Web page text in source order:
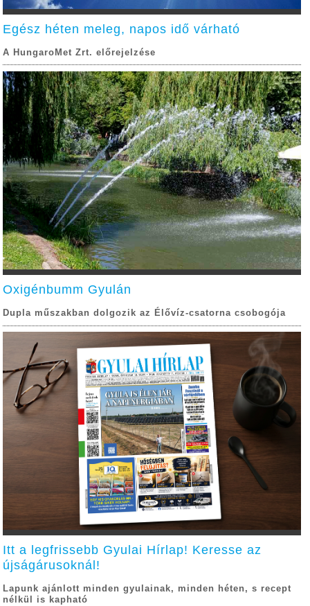
Egész héten meleg, napos idő várható
A HungaroMet Zrt. előrejelzése
Oxigénbumm Gyulán
Dupla műszakban dolgozik az Élővíz-csatorna csobogója
Itt a legfrissebb Gyulai Hírlap! Keresse az
újságárusoknál!
Lapunk ajánlott minden gyulainak, minden héten, s recept
nélkül is kapható